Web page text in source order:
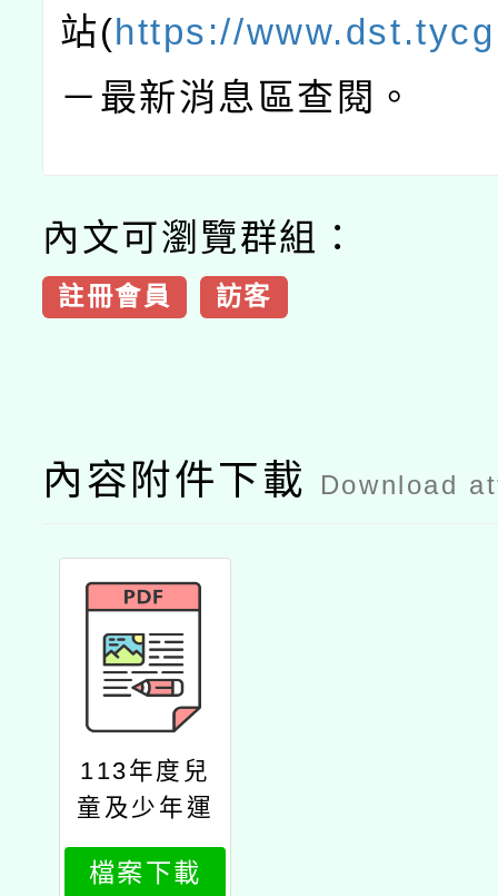
站(https://
－最新消息區查閱。
內文可瀏覽群組：
註冊會員 訪客
內容附件下載 Download
113年度兒
童及少年運
動教練知能
（試辦）研
檔案下載